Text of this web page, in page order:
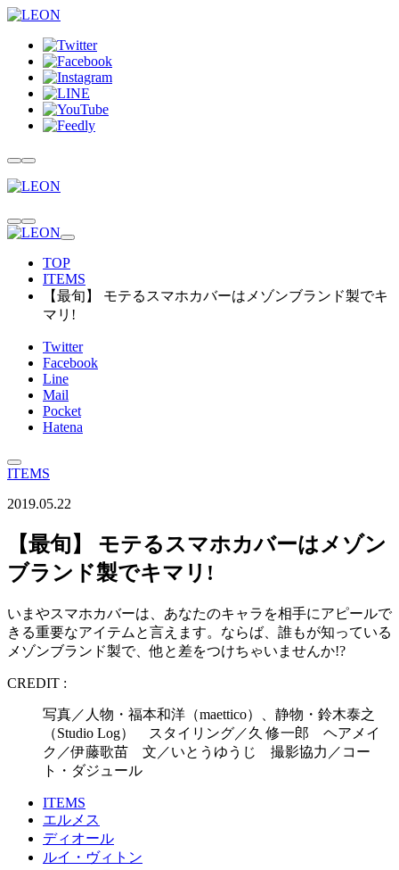
TOP
ITEMS
【最旬】 モテるスマホカバーはメゾンブランド製でキ
マリ!
Twitter
Facebook
Line
Mail
Pocket
Hatena
ITEMS
2019.05.22
【最旬】 モテるスマホカバーはメゾン
ブランド製でキマリ!
いまやスマホカバーは、あなたのキャラを相手にアピールで
きる重要なアイテムと言えます。ならば、誰もが知っている
メゾンブランド製で、他と差をつけちゃいませんか!?
CREDIT :
写真／人物・福本和洋（maettico）、静物・鈴木泰之
（Studio Log） スタイリング／久 修一郎 ヘアメイ
ク／伊藤歌苗 文／いとうゆうじ 撮影協力／コー
ト・ダジュール
ITEMS
エルメス
ディオール
ルイ・ヴィトン